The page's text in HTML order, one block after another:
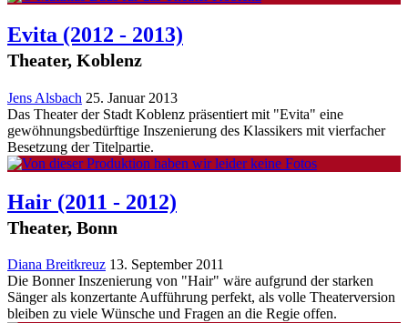
Evita (2012 - 2013)
Theater, Koblenz
Jens Alsbach 25. Januar 2013
Das Theater der Stadt Koblenz präsentiert mit "Evita" eine
gewöhnungsbedürftige Inszenierung des Klassikers mit vierfacher
Besetzung der Titelpartie.
Hair (2011 - 2012)
Theater, Bonn
Diana Breitkreuz 13. September 2011
Die Bonner Inszenierung von "Hair" wäre aufgrund der starken
Sänger als konzertante Aufführung perfekt, als volle Theaterversion
bleiben zu viele Wünsche und Fragen an die Regie offen.